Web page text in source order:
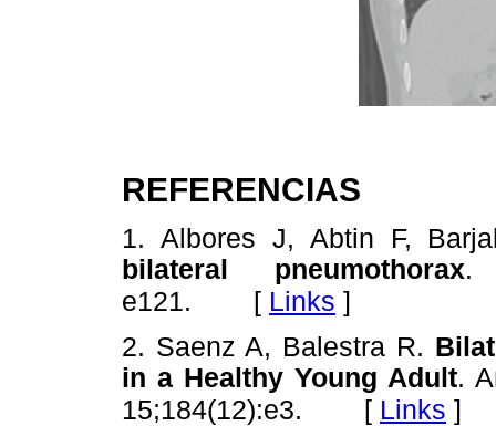
REFERENCIAS
1. Albores J, Abtin F,
bilateral pneumothorax.
e121. [ Links ]
2. Saenz A, Balestra R.
in a Healthy Young Adult.
15;184(12):e3. [ Links ]